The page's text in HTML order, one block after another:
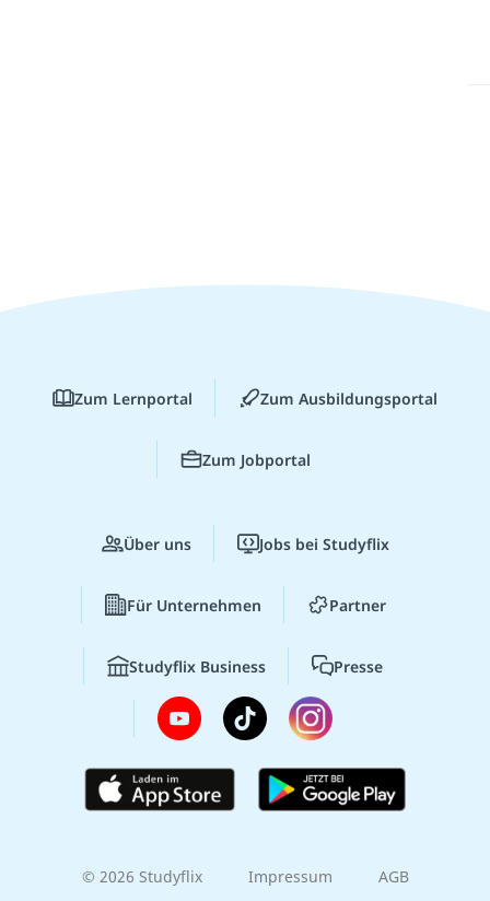
Zum Lernportal Zum Ausbildungsportal
Zum Jobportal
Über uns Jobs bei Studyflix
Für Unternehmen Partner
Studyflix Business Presse
© 2026 Studyflix Impressum AGB